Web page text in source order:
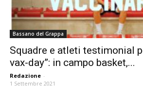
Bassano del Grappa
Squadre e atleti testimonial
vax-day”: in campo basket,...
Redazione -
1 Settembre 2021